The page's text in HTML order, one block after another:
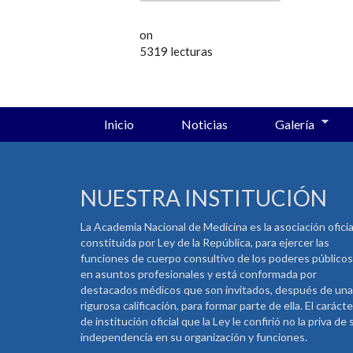
on
5319 lecturas
Inicio Noticias Galería
NUESTRA INSTITUCIÓN
La Academia Nacional de Medicina es la asociación
constituida por Ley de la República, para ejercer las
funciones de cuerpo consultivo de los poderes públicos
en asuntos profesionales y está conformada por
destacados médicos que son invitados, después de una
rigurosa calificación, para formar parte de ella. El
de institución oficial que la Ley le confirió no la priva de
independencia en su organización y funciones.